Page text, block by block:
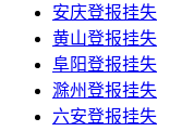
安庆登报挂失
黄山登报挂失
阜阳登报挂失
滁州登报挂失
六安登报挂失